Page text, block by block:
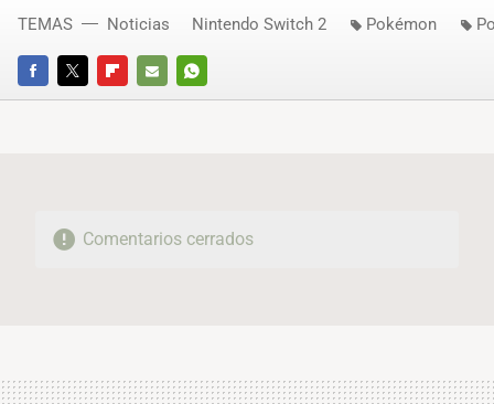
FACEBOOKTWITTERFLIPBOARD
E-
WHATSAPP
TEMAS Noticias Nintendo Switch 2 Pokémon
Comentarios cerrados